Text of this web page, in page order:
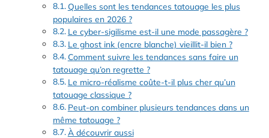
Quelles sont les tendances tatouage les plus
populaires en 2026 ?
Le cyber-sigilisme est-il une mode passagère ?
Le ghost ink (encre blanche) vieillit-il bien ?
Comment suivre les tendances sans faire un
tatouage qu’on regrette ?
Le micro-réalisme coûte-t-il plus cher qu’un
tatouage classique ?
Peut-on combiner plusieurs tendances dans un
même tatouage ?
À découvrir aussi